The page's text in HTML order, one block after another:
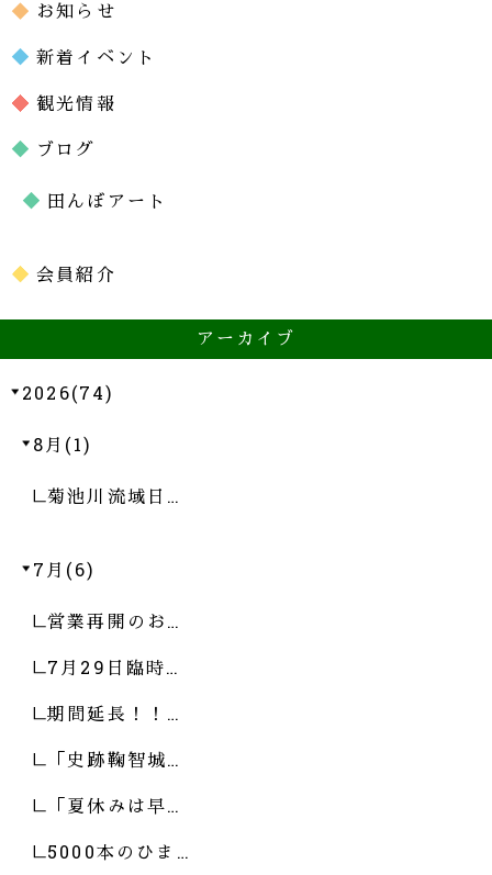
お知らせ
新着イベント
観光情報
ブログ
田んぼアート
会員紹介
アーカイブ
2026(74)
8月(1)
菊池川流域日…
7月(6)
営業再開のお…
7月29日臨時…
期間延長！！…
「史跡鞠智城…
「夏休みは早…
5000本のひま…